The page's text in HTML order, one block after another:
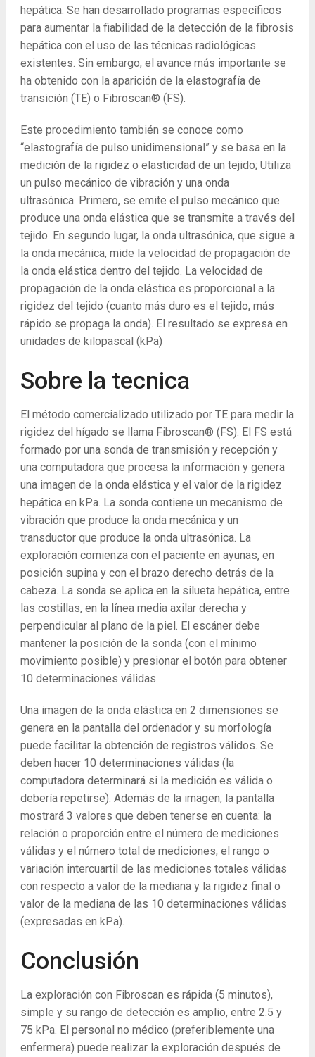
hepática. Se han desarrollado programas específicos
para aumentar la fiabilidad de la detección de la fibrosis
hepática con el uso de las técnicas radiológicas
existentes. Sin embargo, el avance más importante se
ha obtenido con la aparición de la elastografía de
transición (TE) o Fibroscan® (FS).
Este procedimiento también se conoce como
“elastografía de pulso unidimensional” y se basa en la
medición de la rigidez o elasticidad de un tejido; Utiliza
un pulso mecánico de vibración y una onda
ultrasónica. Primero, se emite el pulso mecánico que
produce una onda elástica que se transmite a través del
tejido. En segundo lugar, la onda ultrasónica, que sigue a
la onda mecánica, mide la velocidad de propagación de
la onda elástica dentro del tejido. La velocidad de
propagación de la onda elástica es proporcional a la
rigidez del tejido (cuanto más duro es el tejido, más
rápido se propaga la onda). El resultado se expresa en
unidades de kilopascal (kPa)
Sobre la tecnica
El método comercializado utilizado por TE para medir la
rigidez del hígado se llama Fibroscan® (FS). El FS está
formado por una sonda de transmisión y recepción y
una computadora que procesa la información y genera
una imagen de la onda elástica y el valor de la rigidez
hepática en kPa. La sonda contiene un mecanismo de
vibración que produce la onda mecánica y un
transductor que produce la onda ultrasónica. La
exploración comienza con el paciente en ayunas, en
posición supina y con el brazo derecho detrás de la
cabeza. La sonda se aplica en la silueta hepática, entre
las costillas, en la línea media axilar derecha y
perpendicular al plano de la piel. El escáner debe
mantener la posición de la sonda (con el mínimo
movimiento posible) y presionar el botón para obtener
10 determinaciones válidas.
Una imagen de la onda elástica en 2 dimensiones se
genera en la pantalla del ordenador y su morfología
puede facilitar la obtención de registros válidos. Se
deben hacer 10 determinaciones válidas (la
computadora determinará si la medición es válida o
debería repetirse). Además de la imagen, la pantalla
mostrará 3 valores que deben tenerse en cuenta: la
relación o proporción entre el número de mediciones
válidas y el número total de mediciones, el rango o
variación intercuartil de las mediciones totales válidas
con respecto a valor de la mediana y la rigidez final o
valor de la mediana de las 10 determinaciones válidas
(expresadas en kPa).
Conclusión
La exploración con Fibroscan es rápida (5 minutos),
simple y su rango de detección es amplio, entre 2.5 y
75 kPa. El personal no médico (preferiblemente una
enfermera) puede realizar la exploración después de